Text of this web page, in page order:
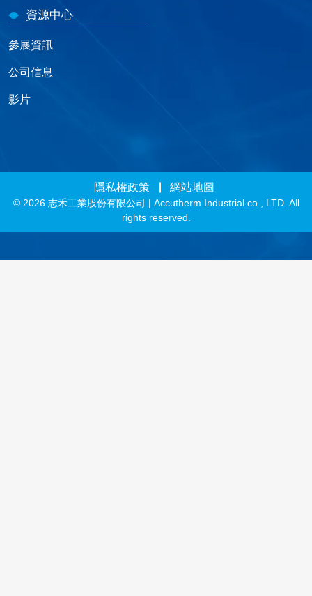
資源中心
參展資訊
公司信息
影片
© 2026 志禾工業股份有限公司 | Accutherm Industrial co., LTD. All
rights reserved.
隱私權政策 網站地圖